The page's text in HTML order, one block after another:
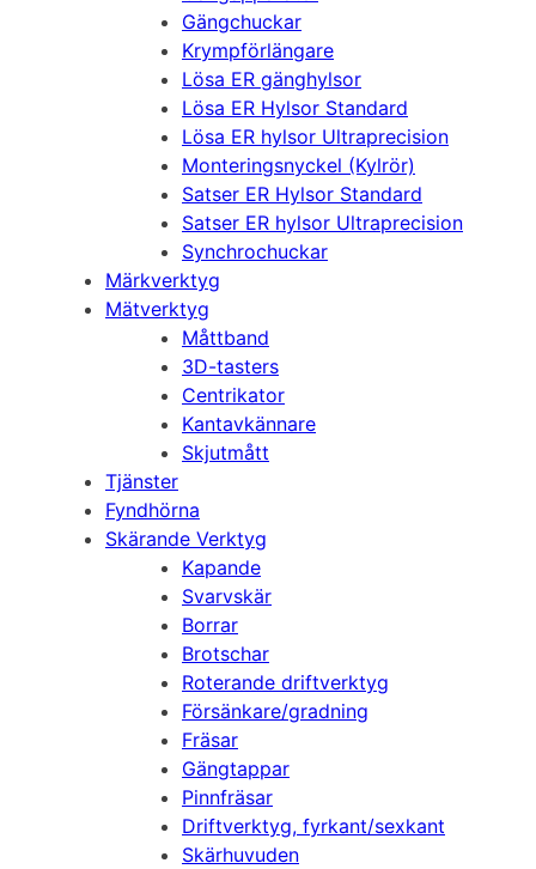
Gängchuckar
Krympförlängare
Lösa ER gänghylsor
Lösa ER Hylsor Standard
Lösa ER hylsor Ultraprecision
Monteringsnyckel (Kylrör)
Satser ER Hylsor Standard
Satser ER hylsor Ultraprecision
Synchrochuckar
Märkverktyg
Mätverktyg
Måttband
3D-tasters
Centrikator
Kantavkännare
Skjutmått
Tjänster
Fyndhörna
Skärande Verktyg
Kapande
Svarvskär
Borrar
Brotschar
Roterande driftverktyg
Försänkare/gradning
Fräsar
Gängtappar
Pinnfräsar
Driftverktyg, fyrkant/sexkant
Skärhuvuden